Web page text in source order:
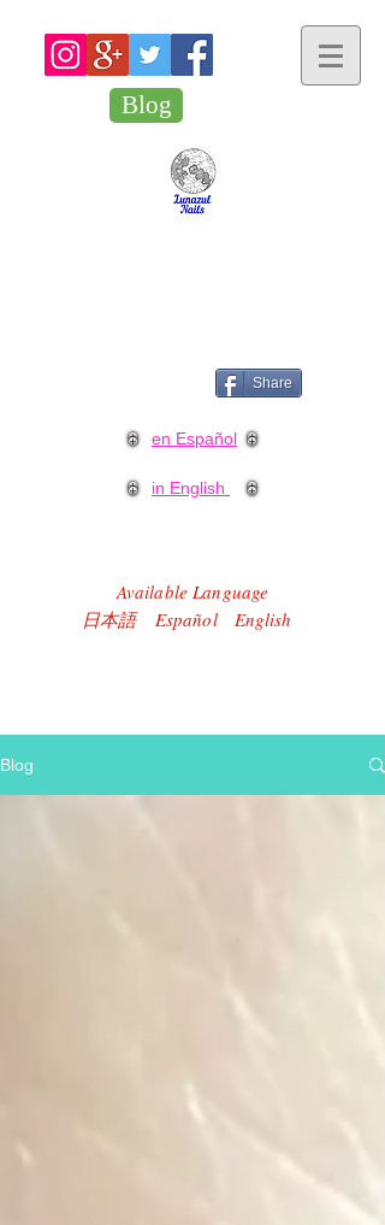
Blog
Share
en Español
in English
Available Language
​日本語 Español English
Blog